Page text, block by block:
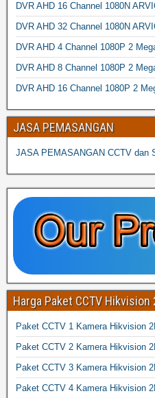
DVR AHD 16 Channel 1080N
DVR AHD 32 Channel 1080N
DVR AHD 4 Channel 1080P 2
DVR AHD 8 Channel 1080P 2
DVR AHD 16 Channel 1080P 2
JASA PEMASANGAN
JASA PEMASANGAN CCTV dan
Harga Paket CCTV Hikvision
Paket CCTV 1 Kamera Hikvision
Paket CCTV 2 Kamera Hikvision
Paket CCTV 3 Kamera Hikvision
Paket CCTV 4 Kamera Hikvision